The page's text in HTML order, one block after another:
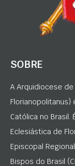
SOBRE
A Arquidiocese
Católica no Brasil.
Eclesiástica de
Episcopal
Bispos do Brasil